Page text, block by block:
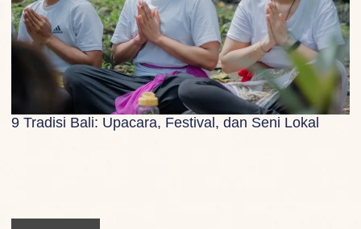
9 Tradisi Bali: Upacara, Festival, dan Seni Lokal